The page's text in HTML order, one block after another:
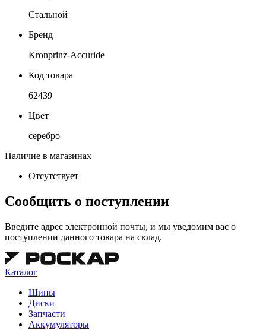
Стальной
Бренд
Kronprinz-Accuride
Код товара
62439
Цвет
серебро
Наличие в магазинах
Отсутствует
Сообщить о поступлении
Введите адрес электронной почты, и мы уведомим вас о
поступлении данного товара на склад.
Каталог
Шины
Диски
Запчасти
Аккумуляторы